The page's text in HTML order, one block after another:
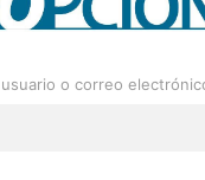
o correo